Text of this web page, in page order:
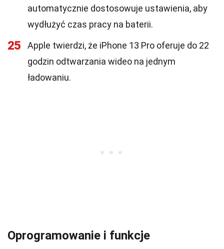
automatycznie dostosowuje ustawienia, aby
wydłużyć czas pracy na baterii.
25
Apple twierdzi, że iPhone 13 Pro oferuje do 22
godzin odtwarzania wideo na jednym
ładowaniu.
Oprogramowanie i funkcje